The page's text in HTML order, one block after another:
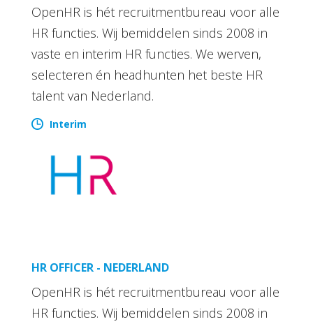
OpenHR is hét recruitmentbureau voor alle
HR functies. Wij bemiddelen sinds 2008 in
vaste en interim HR functies. We werven,
selecteren én headhunten het beste HR
talent van Nederland.
Interim
HR OFFICER - NEDERLAND
OpenHR is hét recruitmentbureau voor alle
HR functies. Wij bemiddelen sinds 2008 in